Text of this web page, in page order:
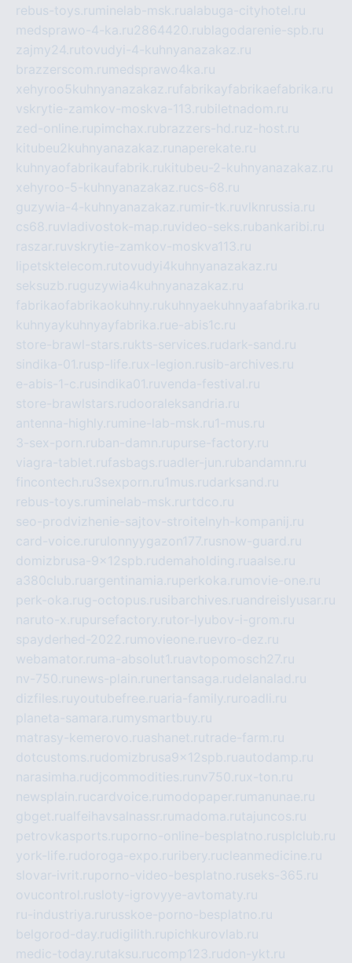
rebus-toys.ru minelab-msk.rualabuga-cityhotel.ru
medsprawo-4-ka.ru2864420.rublagodarenie-spb.ru
zajmy24.rutovudyi-4-kuhnyanazakaz.ru
brazzerscom.ru medsprawo4ka.ru
xehyroo5kuhnyanazakaz.rufabrikayfabrikaefabrika.ru
vskrytie-zamkov-moskva-113.rubiletnadom.ru
zed-online.rupimchax.rubrazzers-hd.ruz-host.ru
kitubeu2kuhnyanazakaz.ru naperekate.ru
kuhnyaofabrikaufabrik.rukitubeu-2-kuhnyanazakaz.ru
xehyroo-5-kuhnyanazakaz.rucs-68.ru
guzywia-4-kuhnyanazakaz.ru mir-tk.ruvlknrussia.ru
cs68.ruvladivostok-map.ruvideo-seks.rubankaribi.ru
raszar.ruvskrytie-zamkov-moskva113.ru
lipetsktelecom.rutovudyi4kuhnyanazakaz.ru
seksuzb.ruguzywia4kuhnyanazakaz.ru
fabrikaofabrikaokuhny.rukuhnyaekuhnyaafabrika.ru
kuhnyaykuhnyayfabrika.rue-abis1c.ru
store-brawl-stars.rukts-services.rudark-sand.ru
sindika-01.rusp-life.rux-legion.rusib-archives.ru
e-abis-1-c.rusindika01.ruvenda-festival.ru
store-brawlstars.rudooraleksandria.ru
antenna-highly.ru mine-lab-msk.ru1-mus.ru
3-sex-porn.ruban-damn.rupurse-factory.ru
viagra-tablet.rufasbags.ruadler-jun.rubandamn.ru
fincontech.ru3sexporn.ru1mus.rudarksand.ru
rebus-toys.ru minelab-msk.ru rtdco.ru
seo-prodvizhenie-sajtov-stroitelnyh-kompanij.ru
card-voice.ru rulonnyygazon177.rusnow-guard.ru
domizbrusa-9x12spb.rudemaholding.ruaalse.ru
a380club.ruargentinamia.ruperkoka.ru movie-one.ru
perk-oka.rug-octopus.rusibarchives.ruandreislyusar.ru
naruto-x.rupursefactory.rutor-lyubov-i-grom.ru
spayderhed-2022.ru movieone.ruevro-dez.ru
webamator.ru ma-absolut1.ruavtopomosch27.ru
nv-750.ru news-plain.ru nertansaga.rudelanalad.ru
dizfiles.ruyoutubefree.ruaria-family.ru roadli.ru
planeta-samara.ru mysmartbuy.ru
matrasy-kemerovo.ruashanet.rutrade-farm.ru
dotcustoms.rudomizbrusa9x12spb.ruautodamp.ru
narasimha.rudjcommodities.ru nv750.rux-ton.ru
newsplain.rucardvoice.ru modopaper.ru manunae.ru
gbget.rualfeihavsalnassr.ru madoma.rutajuncos.ru
petrovkasports.ruporno-online-besplatno.rusplclub.ru
york-life.rudoroga-expo.ru ribery.rucleanmedicine.ru
slovar-ivrit.ruporno-video-besplatno.ruseks-365.ru
ovucontrol.rusloty-igrovyye-avtomaty.ru
ru-industriya.ru russkoe-porno-besplatno.ru
belgorod-day.rudigilith.rupichkurovlab.ru
medic-today.rutaksu.rucomp123.rudon-ykt.ru